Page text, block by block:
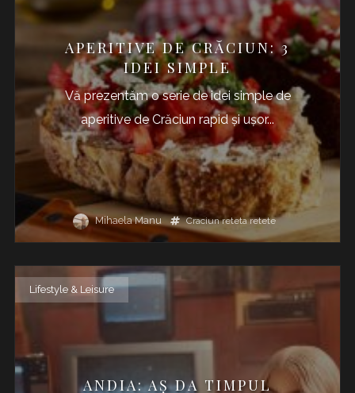
APERITIVE DE CRĂCIUN: 3
IDEI SIMPLE
Vă prezentăm o serie de idei simple de
aperitive de Crăciun rapid şi uşor...
Mihaela Manu Craciun reteta retete
Lifestyle & Leisure
ANDIA: AȘ DA TIMPUL